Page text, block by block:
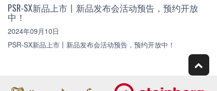
PSR-SX新品上市丨新品发布会活动预告，预约开放
中！
2024年09月10日
PSR-SX新品上市丨新品发布会活动预告，预约开放中！